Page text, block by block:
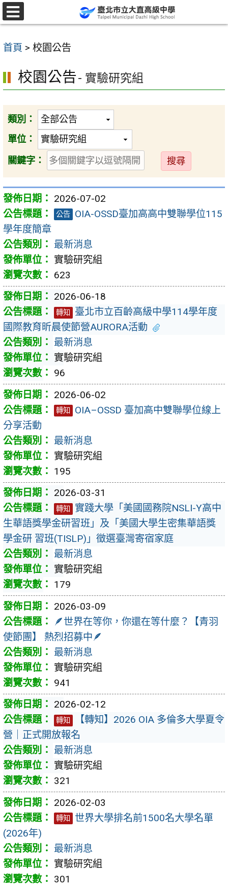
跳
至
要
容
首頁 > 校園公告
校園公告- 實驗研究組
類別：
單位：
關鍵字：
送
出
2026-07-02
公告 OIA-OSSD臺加⾼高中雙聯學位115
學年度簡章
最新消息
實驗研究組
623
2026-06-18
轉知
臺北市立百齡高級中學114學年度
國際教育昕晨使節營AURORA活動
最新消息
實驗研究組
96
2026-06-02
轉知
OIA–OSSD 臺加高中雙聯學位線上
分享活動
最新消息
實驗研究組
195
2026-03-31
轉知
實踐大學「美國國務院NSLI-Y高中
生華語獎學金研習班」及「美國大學生密集華語獎
學金研 習班(TISLP)」徵選臺灣寄宿家庭
最新消息
實驗研究組
179
2026-03-09
🪶世界在等你，你還在等什麼？【青羽
使節團】 熱烈招募中🪶
最新消息
實驗研究組
941
2026-02-12
轉知
【轉知】2026 OIA 多倫多大學夏令
營｜正式開放報名
最新消息
實驗研究組
321
2026-02-03
轉知
世界大學排名前1500名大學名單
(2026年)
最新消息
實驗研究組
301
選
單